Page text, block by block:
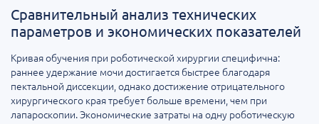
Сравнительный анализ технических
параметров и экономических показателей
Кривая обучения при роботической хирургии специфична:
раннее удержание мочи достигается быстрее благодаря
пектальной диссекции, однако достижение отрицательного
хирургического края требует больше времени, чем при
лапароскопии. Экономические затраты на одну роботическую